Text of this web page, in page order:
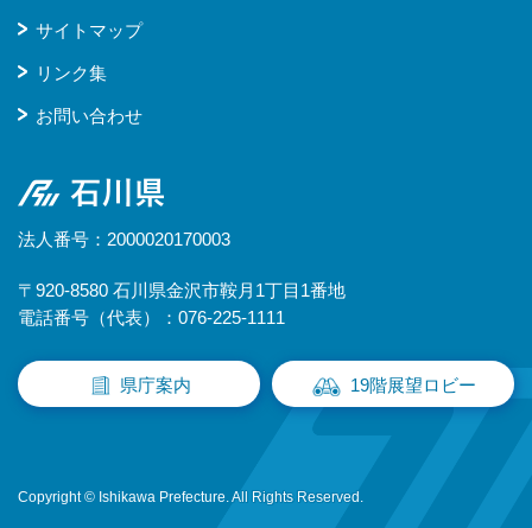
サイトマップ
リンク集
お問い合わせ
石川県
法人番号：2000020170003
〒920-8580 石川県金沢市鞍月1丁目1番地
電話番号（代表）：076-225-1111
県庁案内 19階展望ロビー
Copyright © Ishikawa Prefecture. All Rights Reserved.